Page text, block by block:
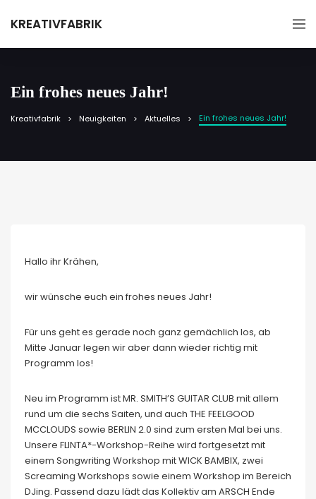
KREATIVFABRIK
Ein frohes neues Jahr!
Kreativfabrik Neuigkeiten Aktuelles Ein frohes neues Jahr!
Hallo ihr Krähen,
wir wünsche euch ein frohes neues Jahr!
Für uns geht es gerade noch ganz gemächlich los, ab
Mitte Januar legen wir aber dann wieder richtig mit
Programm los!
Neu im Programm ist MR. SMITH’S GUITAR CLUB mit allem
rund um die sechs Saiten, und auch THE FEELGOOD
MCCLOUDS sowie BERLIN 2.0 sind zum ersten Mal bei uns.
Unsere FLINTA*-Workshop-Reihe wird fortgesetzt mit
einem Songwriting Workshop mit WICK BAMBIX, zwei
Screaming Workshops sowie einem Workshop im Bereich
DJing. Passend dazu lädt das Kollektiv am ARSCH Ende